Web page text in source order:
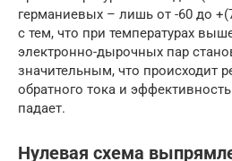
германиевых – лишь от -60 до
с тем, что при температурах
электронно-дырочных пар
значительным, что происходит
обратного тока и
падает.
Нулевая схема